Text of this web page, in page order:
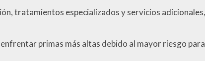
tratamientos especializados y servicios
primas más altas debido al mayor riesgo